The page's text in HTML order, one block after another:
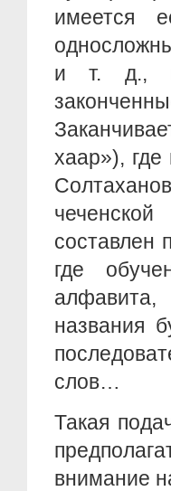
имеется
и т. д.,
хаар»),
составлен
где
названия
слов…
Такая
внимание